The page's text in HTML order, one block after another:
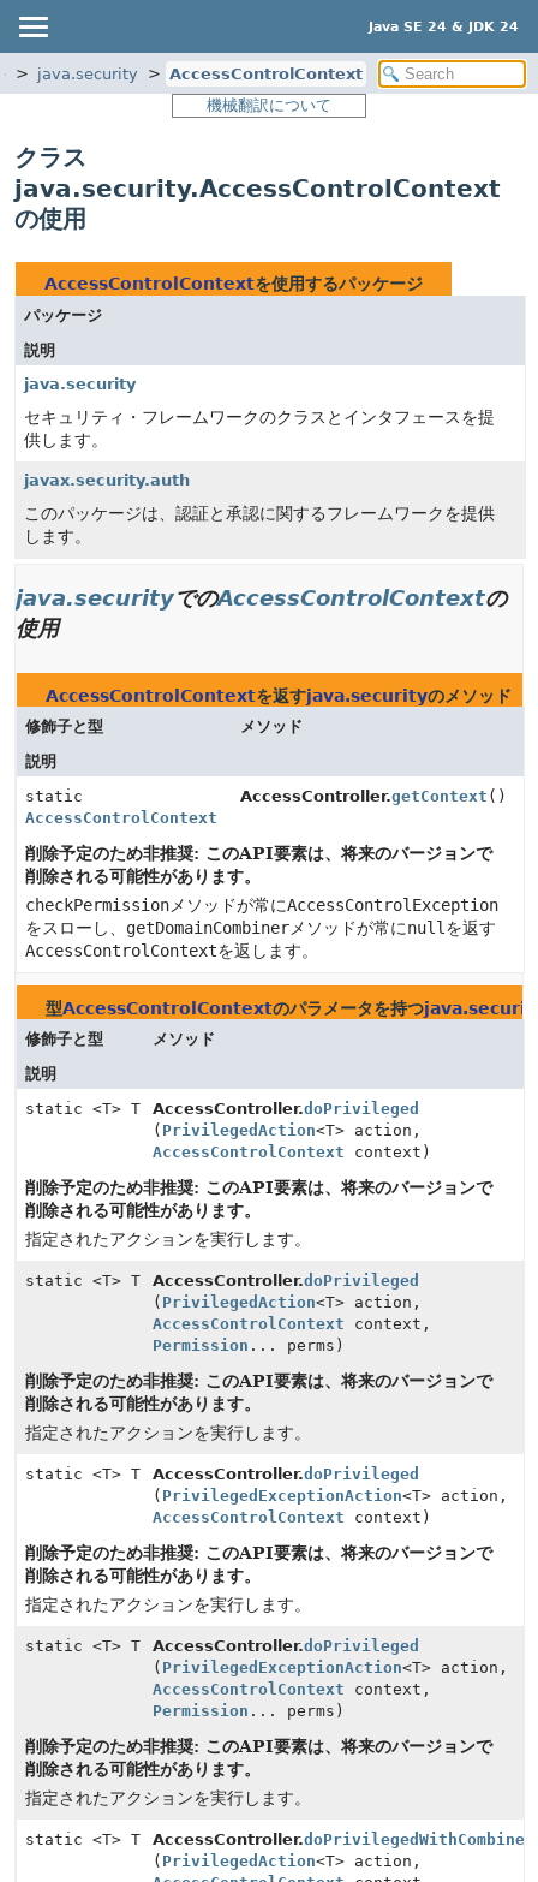
Java SE 24 & JDK 24
java.security
AccessControlContext
機械翻訳について
クラス
java.security.AccessControlContext
の使用
AccessControlContextを使用するパッケージ
パッケージ
説明
java.security
セキュリティ・フレームワークのクラスとインタフェースを提
供します。
javax.security.auth
このパッケージは、認証と承認に関するフレームワークを提供
します。
java.securityでのAccessControlContextの
使用
AccessControlContextを返すjava.securityのメソッド
修飾子と型
メソッド
説明
static
AccessControlContext
AccessController.getContext ()
削除予定のため非推奨: このAPI要素は、将来のバージョンで
削除される可能性があります。
checkPermission メソッドが常にAccessControlException
をスローし、 getDomainCombiner メソッドが常にnull を返す
AccessControlContextを返します。
型AccessControlContextのパラメータを持つ
修飾子と型
メソッド
説明
static <T> T
AccessController.doPrivileged
( PrivilegedAction<T> action,
AccessControlContext context)
削除予定のため非推奨: このAPI要素は、将来のバージョンで
削除される可能性があります。
指定されたアクションを実行します。
static <T> T AccessController.doPrivileged
( PrivilegedAction<T> action,
AccessControlContext context,
Permission ... perms)
削除予定のため非推奨: このAPI要素は、将来のバージョンで
削除される可能性があります。
指定されたアクションを実行します。
static <T> T AccessController.doPrivileged
( PrivilegedExceptionAction<T> action,
AccessControlContext context)
削除予定のため非推奨: このAPI要素は、将来のバージョンで
削除される可能性があります。
指定されたアクションを実行します。
static <T> T AccessController.doPrivileged
( PrivilegedExceptionAction<T> action,
AccessControlContext context,
Permission ... perms)
削除予定のため非推奨: このAPI要素は、将来のバージョンで
削除される可能性があります。
指定されたアクションを実行します。
static <T> T AccessController.doPrivilegedWithCombiner
( PrivilegedAction<T> action,